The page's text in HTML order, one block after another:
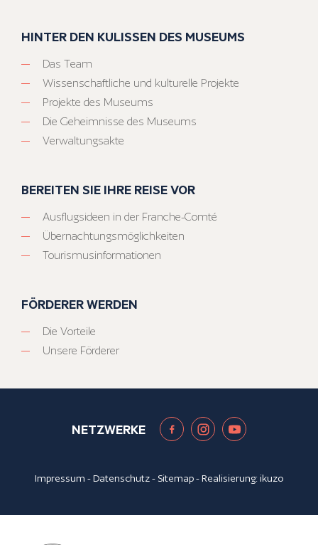
HINTER DEN KULISSEN DES MUSEUMS
Das Team
Wissenschaftliche und kulturelle Projekte
Projekte des Museums
Die Geheimnisse des Museums
Verwaltungsakte
BEREITEN SIE IHRE REISE VOR
Ausflugsideen in der Franche-Comté
Übernachtungsmöglichkeiten
Tourismusinformationen
FÖRDERER WERDEN
Die Vorteile
Unsere Förderer
NETZWERKE
Impressum -Datenschutz- Sitemap- Realisierung:ikuzo